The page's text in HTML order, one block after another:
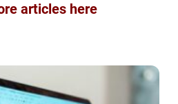
articles here